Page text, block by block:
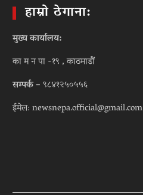
हाम्रो ठेगाना:
मुख्य कार्यालय:
का म न पा -१९ , काठमाडौं
सम्पर्क –९८४१२५०५५६
ईमेल: newsnepa.official@gmail.com